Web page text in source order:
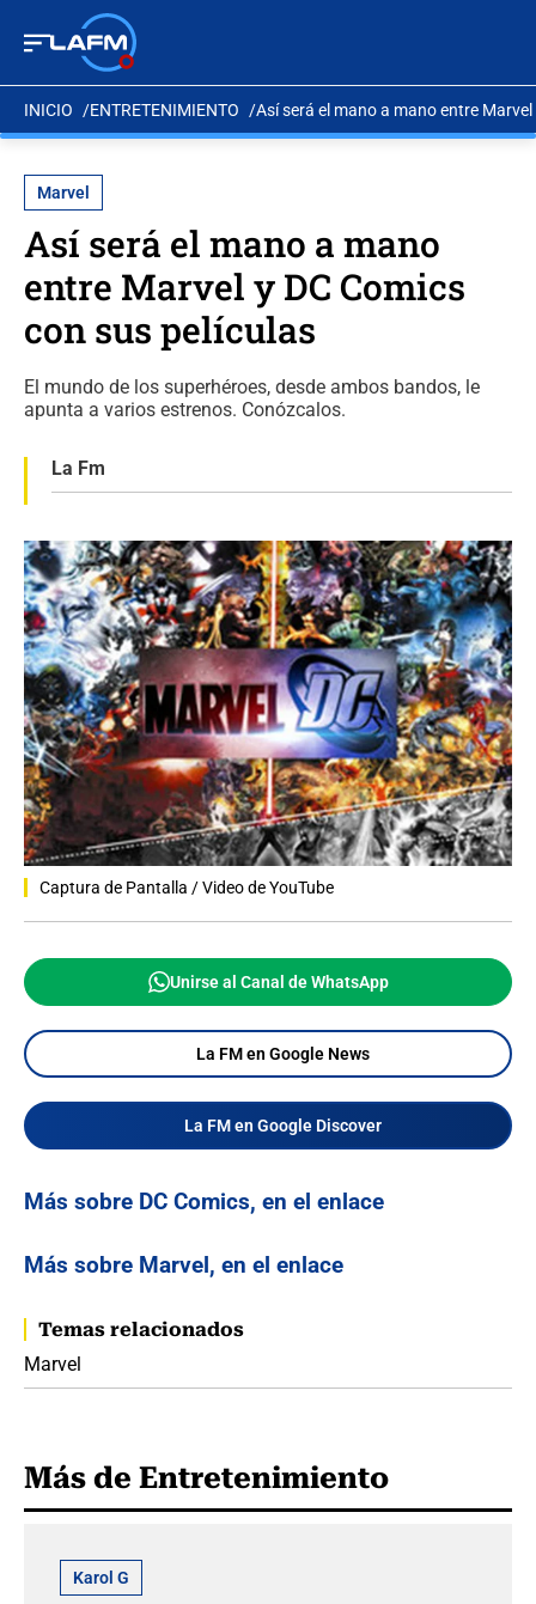
INICIO ENTRETENIMIENTO Así será el mano a mano entre
Marvel
Así será el mano a mano
entre Marvel y DC Comics
con sus películas
El mundo de los superhéroes, desde ambos bandos, le
apunta a varios estrenos. Conózcalos.
La Fm
Captura de Pantalla / Video de YouTube
Unirse al Canal de WhatsApp
La FM en Google News
La FM en Google Discover
Más sobre DC Comics, en el enlace
Más sobre Marvel, en el enlace
Temas relacionados
Marvel
Más de Entretenimiento
Karol G